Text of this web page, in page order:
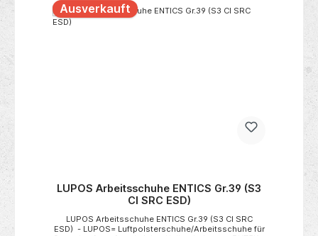
Ausverkauft
LUPOS Arbeitsschuhe ENTICS Gr.39 (S3
CI SRC ESD)
LUPOS Arbeitsschuhe ENTICS Gr.39 (S3 CI SRC
ESD) - LUPOS= Luftpolsterschuhe/Arbeitsschuhe für